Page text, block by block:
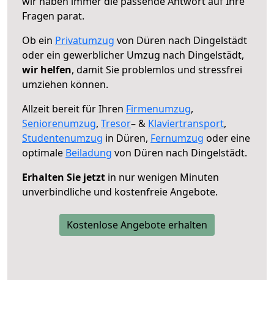
Fragen parat.
Ob ein Privatumzug von Düren nach Dingelstädt
oder ein gewerblicher Umzug nach Dingelstädt,
wir helfen, damit Sie problemlos und stressfrei
umziehen können.
Allzeit bereit für Ihren Firmenumzug,
Seniorenumzug, Tresor– & Klaviertransport,
Studentenumzug in Düren, Fernumzug oder eine
optimale Beiladung von Düren nach Dingelstädt.
Erhalten Sie jetzt in nur wenigen Minuten
unverbindliche und kostenfreie Angebote.
Kostenlose Angebote erhalten